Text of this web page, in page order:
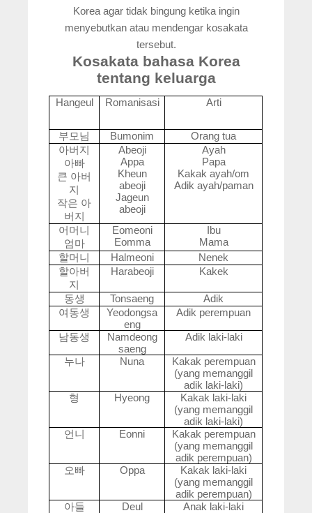
Korea agar tidak bingung ketika ingin
menyebutkan atau mendengar kosakata
tersebut.
Kosakata bahasa Korea
tentang keluarga
Hangeul Romanisasi Arti
부모님 Bumonim
Orang tua
아버지
아빠
큰 아버
지
작은 아
버지
Abeoji
Appa
Kheun
abeoji
Jageun
abeoji
Ayah
Papa
Kakak ayah/om
Adik ayah/paman
어머니
엄마
Eomeoni
Eomma
Ibu
Mama
할머니
Halmeoni
Nenek
할아버
지
Harabeoji Kakek
동생 Tonsaeng
Adik
여동생
Yeodongsa
eng
Adik perempuan
남동생
Namdeong
saeng
Adik laki-laki
누나 Nuna
Kakak perempuan
(yang memanggil
adik laki-laki)
형
Hyeong
Kakak laki-laki
(yang memanggil
adik laki-laki)
언니
Eonni
Kakak perempuan
(yang memanggil
adik perempuan)
오빠
Oppa
Kakak laki-laki
(yang memanggil
adik perempuan)
아들
Deul
Anak laki-laki